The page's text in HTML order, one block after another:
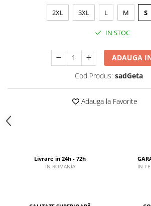
2XL 3XL L M S
IN STOC
ADAUGA
Cod Produs: sadGeta
Adauga la Favorite
Livrare in 24h - 72h
IN ROMANIA IN